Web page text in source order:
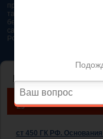
представляется
таком случае самым
бесплатную
сайте. На сайте
РФ 2026 - 2025
ГРАЖДАНСКИЙ
29
ст 450 ГК РФ.